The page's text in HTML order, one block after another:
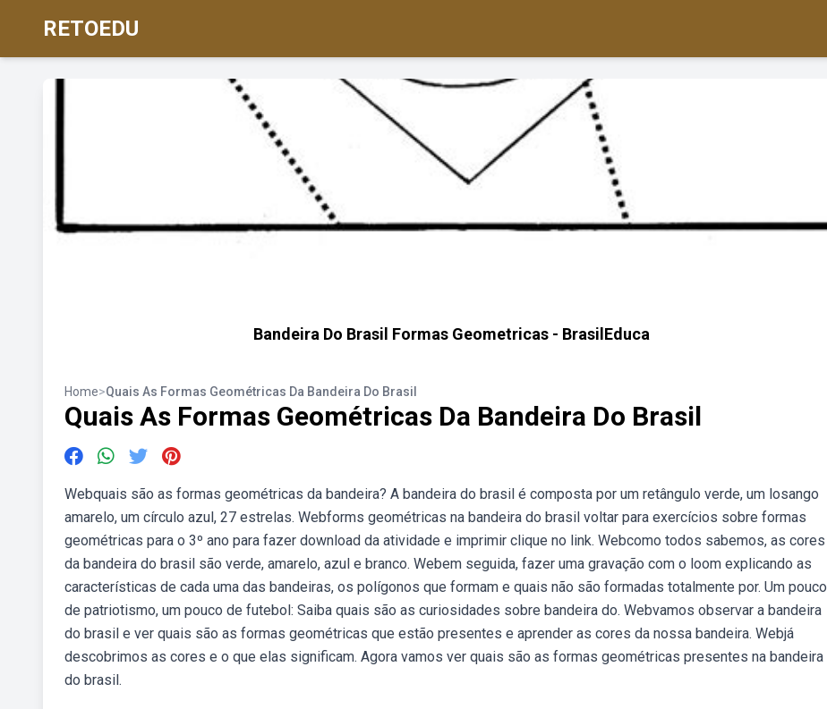
RETOEDU
Bandeira Do Brasil Formas Geometricas - BrasilEduca
Home>Quais As Formas Geométricas Da Bandeira Do Brasil
Quais As Formas Geométricas Da Bandeira Do Brasil
Webquais são as formas geométricas da bandeira? A bandeira do brasil é composta por um retângulo verde, um losango
amarelo, um círculo azul, 27 estrelas. Webforms geométricas na bandeira do brasil voltar para exercícios sobre formas
geométricas para o 3º ano para fazer download da atividade e imprimir clique no link. Webcomo todos sabemos, as cores
da bandeira do brasil são verde, amarelo, azul e branco. Webem seguida, fazer uma gravação com o loom explicando as
características de cada uma das bandeiras, os polígonos que formam e quais não são formadas totalmente por. Um pouco
de patriotismo, um pouco de futebol: Saiba quais são as curiosidades sobre bandeira do. Webvamos observar a bandeira
do brasil e ver quais são as formas geométricas que estão presentes e aprender as cores da nossa bandeira. Webjá
descobrimos as cores e o que elas significam. Agora vamos ver quais são as formas geométricas presentes na bandeira
do brasil.